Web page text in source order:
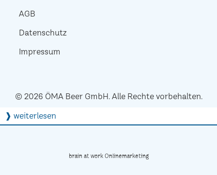
AGB
Datenschutz
Impressum
© 2026 ÖMA Beer GmbH. Alle Rechte vorbehalten.
❱ weiterlesen
brain at work Onlinemarketing